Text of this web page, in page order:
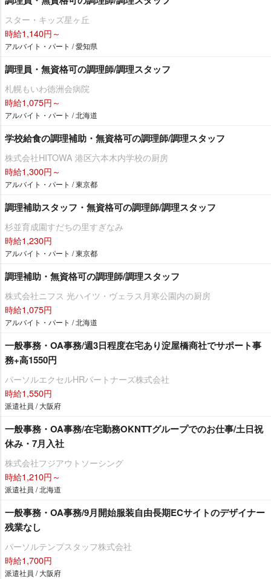
スター・キッズ星ヶ丘
時給1,140円～
アルバイト・パート / 愛知県
調理員・無資格可の調理師/調理スタッフ
札幌もいわ徳洲会病院
時給1,075円～
アルバイト・パート / 北海道
学校給食の調理補助・無資格可の調理師/調理スタッフ
株式会社HITOWA 港区六本木内学校の厨房
時給1,300円～
アルバイト・パート / 東京都
調理補助スタッフ・無資格可の調理師/調理スタッフ
杉並育成園すだちの里すぎなみ
時給1,230円
アルバイト・パート / 東京都
調理補助・無資格可の調理師/調理スタッフ
株式会社ニフス 光ハイツ・ヴェラス月寒公園内の厨房
時給1,075円
アルバイト・パート / 北海道
一般事務・OA事務/週3日程度在宅あり淀屋橋商社でサポート事
務+高1550円
パーソルエクセルHRパートナーズ株式会社
時給1,550円
派遣社員 / 大阪府
一般事務・OA事務/在宅勤務OKNTTグループでのお仕事/土日祝
休み・7月入社
株式会社フジアウトソーシング
時給1,210円～
派遣社員 / 北海道
一般事務・OA事務/9月開始服装自由長期ECサイトのデザイナー
残業なし
パーソルテンプスタッフ株式会社
時給1,700円
派遣社員 / 大阪府